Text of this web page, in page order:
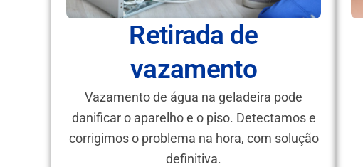
Retirada de
vazamento
Vazamento de água na geladeira pode
danificar o aparelho e o piso. Detectamos e
corrigimos o problema na hora, com solução
definitiva.